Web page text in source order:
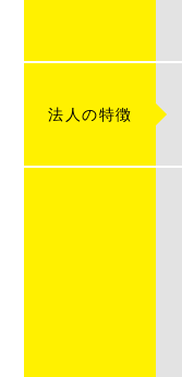
法人の特徴